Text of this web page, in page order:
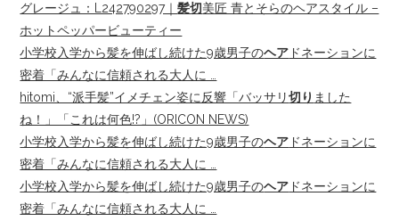
グレージュ：L242790297｜髪切美匠 青とそらのヘアスタイル –
ホットペッパービューティー
小学校入学から髪を伸ばし続けた9歳男子のヘア ドネーションに
密着「みんなに信頼される大人に …
hitomi、“派手髪”イメチェン姿に反響「バッサリ切り ました
ね！」「これは何色!?」(ORICON NEWS)
小学校入学から髪を伸ばし続けた9歳男子のヘア ドネーションに
密着「みんなに信頼される大人に …
小学校入学から髪を伸ばし続けた9歳男子のヘア ドネーションに
密着「みんなに信頼される大人に …